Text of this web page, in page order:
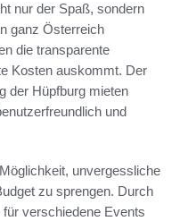
nur der Spaß, sondern
ganz Österreich
die transparente
Kosten auskommt. Der
der Hüpfburg mieten
und
unvergessliche
zu sprengen. Durch
verschiedene Events